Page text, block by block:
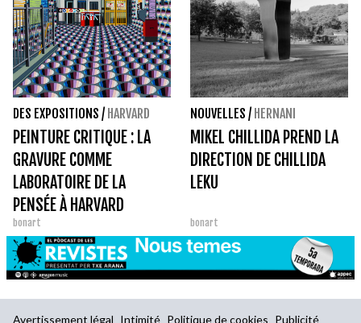
DES EXPOSITIONS / HARVARD
PEINTURE CRITIQUE : LA
GRAVURE COMME
LABORATOIRE DE LA
PENSÉE À HARVARD
bonart
NOUVELLES / HERNANI
MIKEL CHILLIDA PREND LA
DIRECTION DE CHILLIDA
LEKU
bonart
Avertissement légal Intimité Politique de cookies Publicité